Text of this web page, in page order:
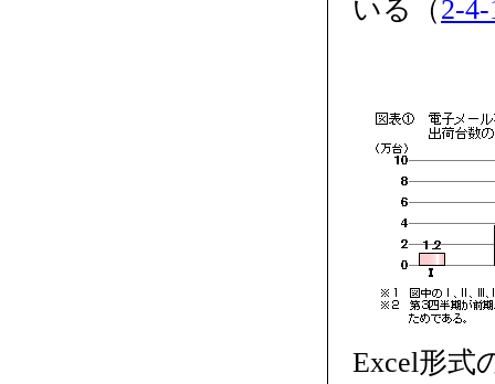
いる（2-
Excel形式